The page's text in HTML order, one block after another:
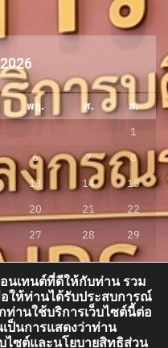
พฤ. ศ.
ส.
1
6 7
8
13 14
15
20 21
22
27 28
29
นเทนต์ที่ดีให้กับท่าน รวม
ให้ท่านได้รับประสบการณ์
ท่านใช้บริการเว็บไซต์นี้ต่อ
ป็นการแสดงว่าท่าน
ซต์และนโยบายสิทธิส่วน